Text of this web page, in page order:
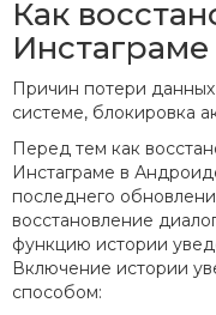
Как
Причин потери данных
системе, блокировка
Перед тем как
Инстаграме в
последнего
восстановление
функцию истории
Включение истории
способом: